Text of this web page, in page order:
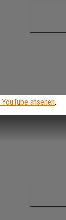
ansehen.